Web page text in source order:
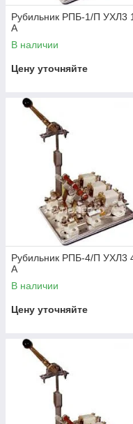
Рубильник РПБ-1/П УХЛ3
А
В наличии
Цену уточняйте
Рубильник РПБ-4/П УХЛ3
А
В наличии
Цену уточняйте